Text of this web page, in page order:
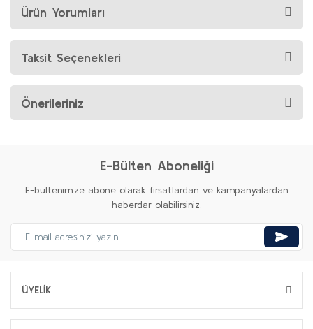
Ürün Yorumları
Taksit Seçenekleri
Önerileriniz
E-Bülten Aboneliği
E-bültenimize abone olarak fırsatlardan ve kampanyalardan
haberdar olabilirsiniz.
ÜYELİK